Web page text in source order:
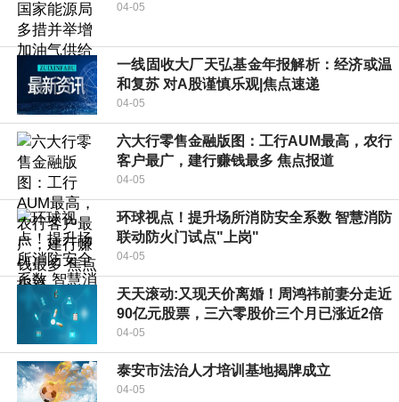
04-05
一线固收大厂天弘基金年报解析：经济或温
和复苏 对A股谨慎乐观|焦点速递
04-05
六大行零售金融版图：工行AUM最高，农行
客户最广，建行赚钱最多 焦点报道
04-05
环球视点！提升场所消防安全系数 智慧消防
联动防火门试点"上岗"
04-05
天天滚动:又现天价离婚！周鸿祎前妻分走近
90亿元股票，三六零股价三个月已涨近2倍
04-05
泰安市法治人才培训基地揭牌成立
04-05